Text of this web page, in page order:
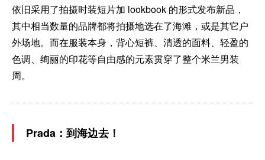
依旧采用了拍摄时装短片加 lookbook 的形式发布新品，
其中相当数量的品牌都将拍摄地选在了海滩，或是其它户
外场地。而在服装本身，背心短裤、清透的面料、轻盈的
色调、绚丽的印花等自由感的元素贯穿了整个米兰男装
周。
Prada：到海边去！